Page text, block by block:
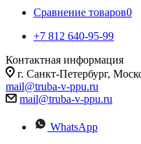
Сравнение товаров0
+7 812 640-95-99
Контактная информация
г. Санкт-
mail@truba-v-ppu.ru
mail@truba-v-ppu.ru
WhatsApp